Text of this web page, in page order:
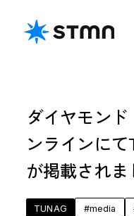
COMPANY
私たちについて 会社概要
ダイヤモン
ンラインに
が掲載されま
TUNAG #media